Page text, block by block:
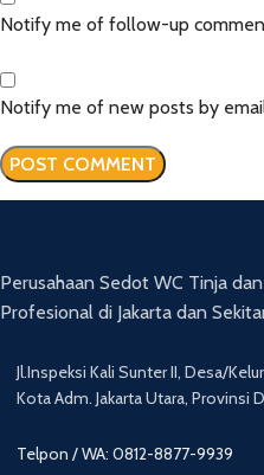
Notify me of follow-up
Notify me of new posts by
Perusahaan Sedot WC Tinja
Profesional di Jakarta dan
Jl.Inspeksi Kali Sunter II, Desa/
Kota Adm. Jakarta Utara, Provinsi
Telpon / WA: 0812-8877-9939